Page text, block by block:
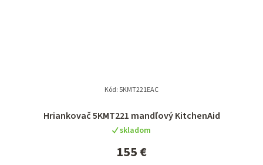
Hriankovač 5KMT221 mandľový KitchenAid
skladom
155 €
Kód: 5KMT221EAC